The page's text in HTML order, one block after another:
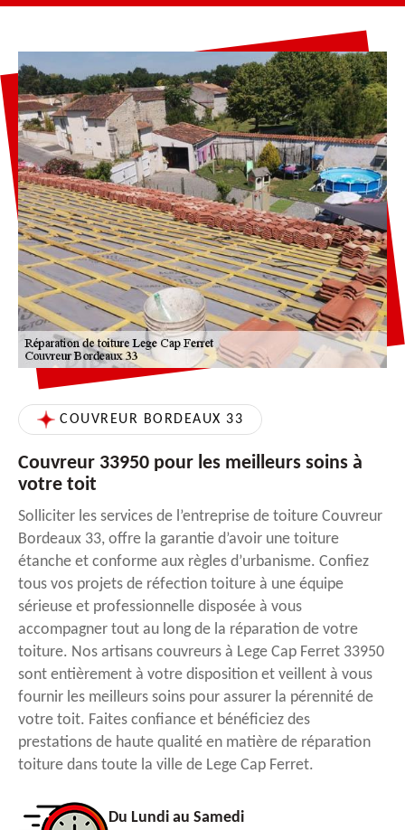
COUVREUR BORDEAUX 33
Couvreur 33950 pour les meilleurs soins à
votre toit
Solliciter les services de l’entreprise de toiture Couvreur
Bordeaux 33, offre la garantie d’avoir une toiture
étanche et conforme aux règles d’urbanisme. Confiez
tous vos projets de réfection toiture à une équipe
sérieuse et professionnelle disposée à vous
accompagner tout au long de la réparation de votre
toiture. Nos artisans couvreurs à Lege Cap Ferret 33950
sont entièrement à votre disposition et veillent à vous
fournir les meilleurs soins pour assurer la pérennité de
votre toit. Faites confiance et bénéficiez des
prestations de haute qualité en matière de réparation
toiture dans toute la ville de Lege Cap Ferret.
Du Lundi au Samedi